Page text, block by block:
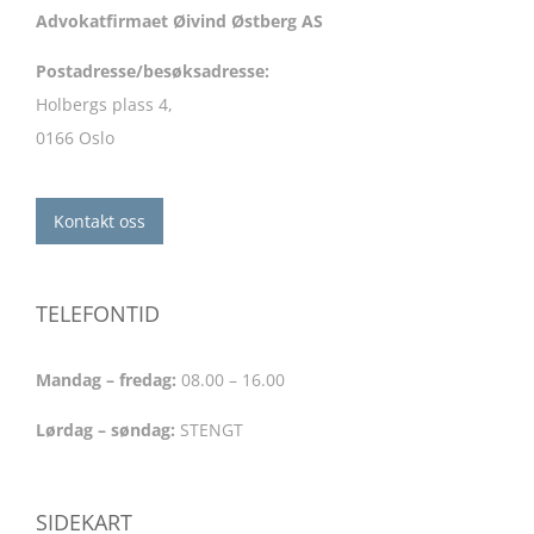
til barnevernet samtidig som han
utfordringen barnevernet ofte har
med kompliserte saksforhold.
til å innlemme klienten i de
har alltid gitt en ærlig vurdering
situasjonen.
Advokatfirmaet Øivind Østberg AS
Postadresse/besøksadresse:
Holbergs plass 4,
0166 Oslo
Kontakt oss
TELEFONTID
Mandag – fredag: 08.00 – 16.00
Lørdag – søndag: STENGT
SIDEKART